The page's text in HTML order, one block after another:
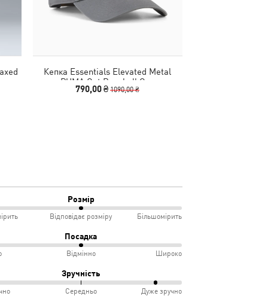
Кепка Essentials Elevated Metal
PUMA Cat Baseball Cap
790,00 ₴1090,00 ₴
Розмір
Відповідає розміру Більшомірить
Посадка
Відмінно Широко
Зручність
Середньо Дуже зручно